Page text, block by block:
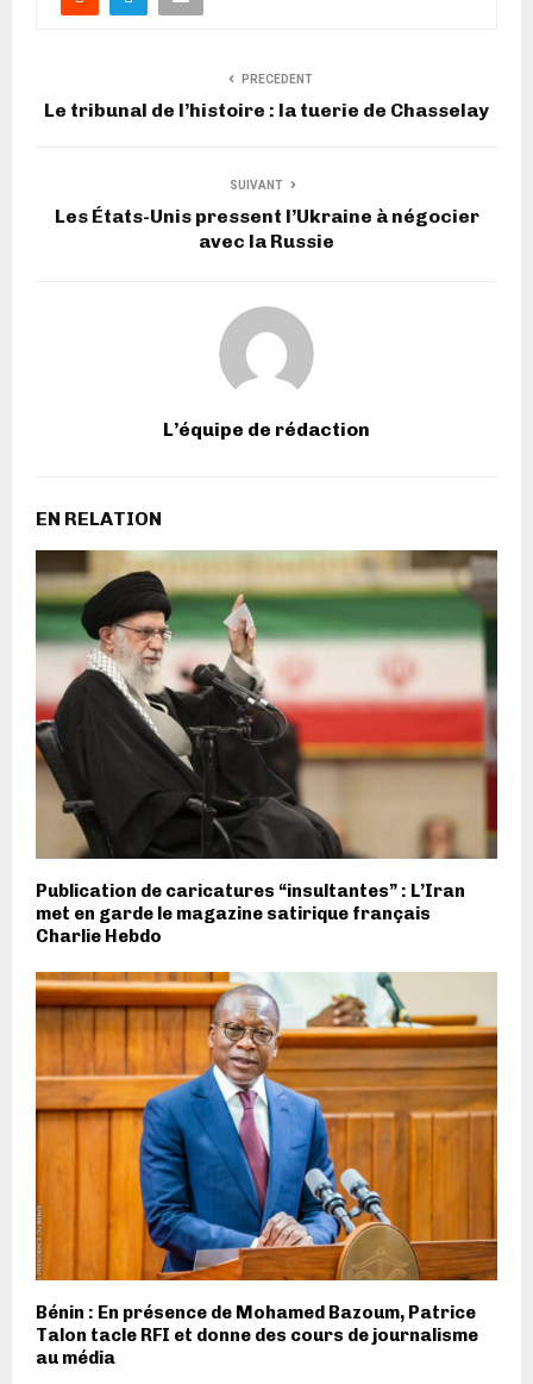
PRECEDENT
Le tribunal de l’histoire : la tuerie de Chasselay
SUIVANT
Les États-Unis pressent l’Ukraine à négocier
avec la Russie
L’équipe de rédaction
EN RELATION
Publication de caricatures “insultantes” : L’Iran
met en garde le magazine satirique français
Charlie Hebdo
Bénin : En présence de Mohamed Bazoum, Patrice
Talon tacle RFI et donne des cours de journalisme
au média